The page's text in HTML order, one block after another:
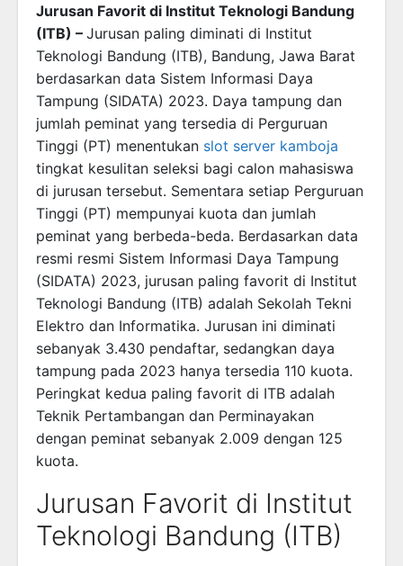
Jurusan Favorit di Institut Teknologi Bandung
(ITB) – Jurusan paling diminati di Institut
Teknologi Bandung (ITB), Bandung, Jawa Barat
berdasarkan data Sistem Informasi Daya
Tampung (SIDATA) 2023. Daya tampung dan
jumlah peminat yang tersedia di Perguruan
Tinggi (PT) menentukan slot server kamboja
tingkat kesulitan seleksi bagi calon mahasiswa
di jurusan tersebut. Sementara setiap Perguruan
Tinggi (PT) mempunyai kuota dan jumlah
peminat yang berbeda-beda. Berdasarkan data
resmi resmi Sistem Informasi Daya Tampung
(SIDATA) 2023, jurusan paling favorit di Institut
Teknologi Bandung (ITB) adalah Sekolah Tekni
Elektro dan Informatika. Jurusan ini diminati
sebanyak 3.430 pendaftar, sedangkan daya
tampung pada 2023 hanya tersedia 110 kuota.
Peringkat kedua paling favorit di ITB adalah
Teknik Pertambangan dan Perminayakan
dengan peminat sebanyak 2.009 dengan 125
kuota.
Jurusan Favorit di Institut
Teknologi Bandung (ITB)